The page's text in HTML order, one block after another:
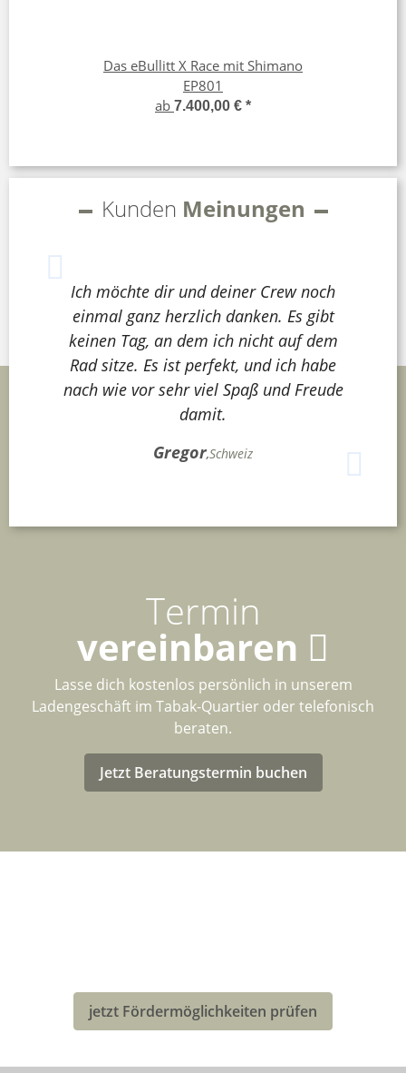
Das eBullitt X Race mit Shimano
EP801
ab 7.400,00 € *
Kunden Meinungen
Ich möchte dir und deiner Crew noch
einmal ganz herzlich danken. Es gibt
keinen Tag, an dem ich nicht auf dem
Rad sitze. Es ist perfekt, und ich habe
nach wie vor sehr viel Spaß und Freude
damit.
Gregor,Schweiz
Termin
vereinbaren
Lasse dich kostenlos persönlich in unserem
Ladengeschäft im Tabak-Quartier oder telefonisch
beraten.
Jetzt Beratungstermin buchen
jetzt Fördermöglichkeiten prüfen